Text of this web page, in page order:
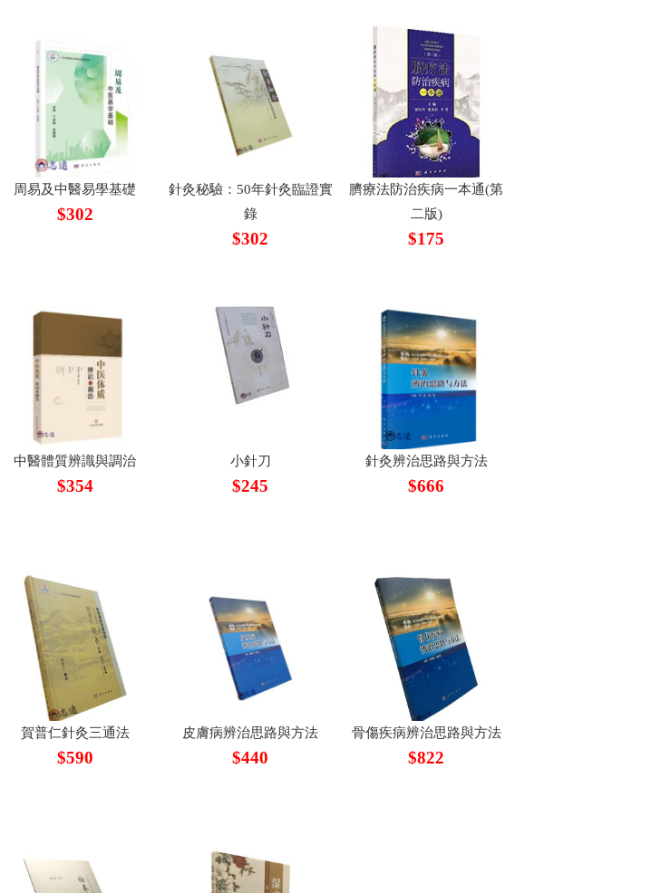
周易及中醫易學基礎
$302
針灸秘驗：50年針灸臨證實
錄
$302
臍療法防治疾病一本通(第
二版)
$175
中醫體質辨識與調治
$354
小針刀
$245
針灸辨治思路與方法
$666
賀普仁針灸三通法
$590
皮膚病辨治思路與方法
$440
骨傷疾病辨治思路與方法
$822